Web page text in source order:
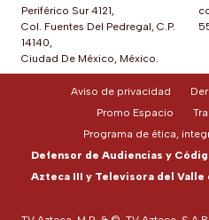
Periférico Sur 4121,
Col. Fuentes Del Pedregal, C.P.
14140,
Ciudad De México, México.
Aviso de privacidad
Promo Espacio
Programa de ética,
Defensor de Audiencias y
Azteca III y Televisora del Valle